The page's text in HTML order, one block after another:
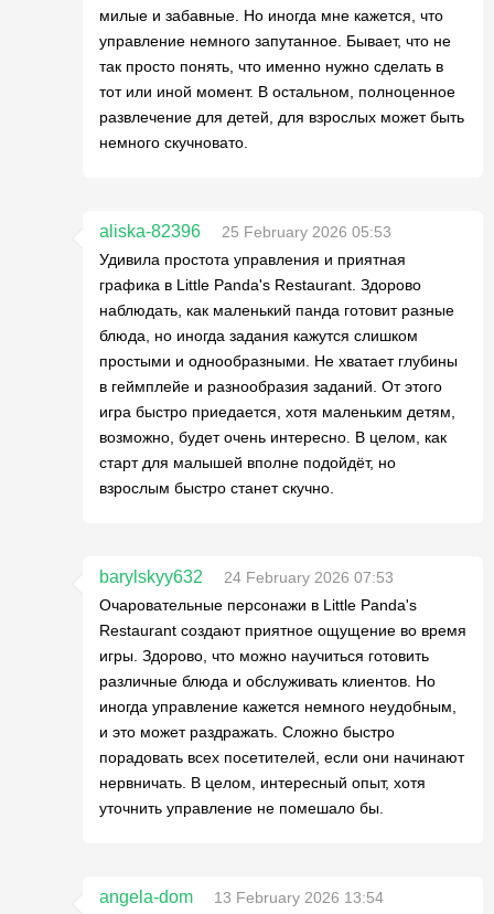
милые и забавные. Но иногда мне кажется, что
управление немного запутанное. Бывает, что не
так просто понять, что именно нужно сделать в
тот или иной момент. В остальном, полноценное
развлечение для детей, для взрослых может быть
немного скучновато.
aliska-82396
25 February 2026 05:53
Удивила простота управления и приятная
графика в Little Panda's Restaurant. Здорово
наблюдать, как маленький панда готовит разные
блюда, но иногда задания кажутся слишком
простыми и однообразными. Не хватает глубины
в геймплейе и разнообразия заданий. От этого
игра быстро приедается, хотя маленьким детям,
возможно, будет очень интересно. В целом, как
старт для малышей вполне подойдёт, но
взрослым быстро станет скучно.
barylskyy632
24 February 2026 07:53
Очаровательные персонажи в Little Panda's
Restaurant создают приятное ощущение во время
игры. Здорово, что можно научиться готовить
различные блюда и обслуживать клиентов. Но
иногда управление кажется немного неудобным,
и это может раздражать. Сложно быстро
порадовать всех посетителей, если они начинают
нервничать. В целом, интересный опыт, хотя
уточнить управление не помешало бы.
angela-dom
13 February 2026 13:54